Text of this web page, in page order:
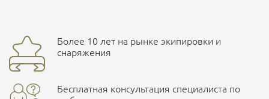
Доставка курьерской службой СДЭК -
Ваш отзыв
улица Маяковского, 10
ПОДРОБНЕЕ О СКЛАДЕ
Более 10 лет на рынке экипировки и
снаряжения
Бесплатная консультация специалиста по